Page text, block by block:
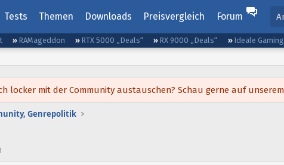
Tests Themen Downloads Preisvergleich Forum
RAMageddon RTX 5000 „Deals“ RX 9000 „Deals“ Ideale
locker mit der Community austauschen? Schau gerne auf unserem
Genrepolitik